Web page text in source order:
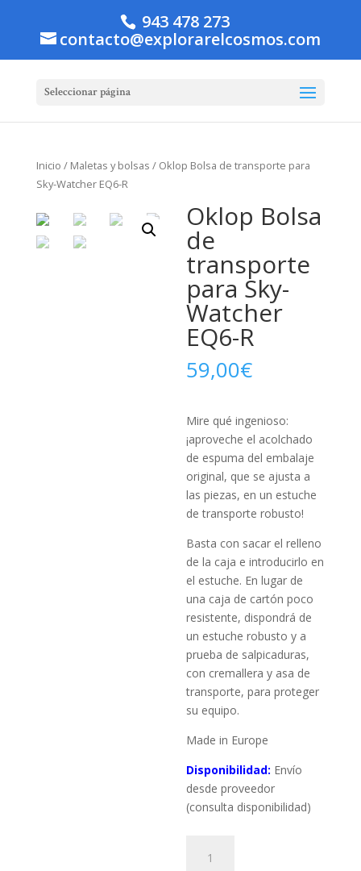
943 478 273
contacto@explorarelcosmos.com
Seleccionar página
Inicio / Maletas y bolsas / Oklop Bolsa de transporte para
Sky-Watcher EQ6-R
Oklop Bolsa
de
transporte
para Sky-
Watcher
EQ6-R
59,00€
Mire qué ingenioso:
¡aproveche el acolchado
de espuma del embalaje
original, que se ajusta a
las piezas, en un estuche
de transporte robusto!
Basta con sacar el relleno
de la caja e introducirlo en
el estuche. En lugar de
una caja de cartón poco
resistente, dispondrá de
un estuche robusto y a
prueba de salpicaduras,
con cremallera y asa de
transporte, para proteger
su equipo.
Made in Europe
Disponibilidad: Envío
desde proveedor
(consulta disponibilidad)
Bolsa